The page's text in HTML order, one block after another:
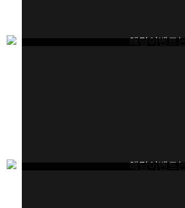
해당이벤트는
해당이벤트는